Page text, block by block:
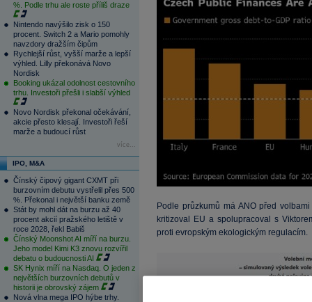
%. Podle trhu ale roste příliš draze
Nintendo navýšilo zisk o 150
procent. Switch 2 a Mario pomohly
navzdory dražším čipům
Rychlejší růst, vyšší marže a lepší
výhled. Lilly překonává Novo
Nordisk
Booking ukázal odolnost cestovního
trhu. Investoři přešli i slabší výhled
Novo Nordisk překonal očekávání,
akcie přesto klesají. Investoři řeší
marže a budoucí růst
více...
IPO, M&A
Čínský čipový gigant CXMT při
burzovním debutu vystřelil přes 500
%. Překonal i největší banku země
Stát by mohl dát na burzu až 40
procent akcií pražského letiště v
roce 2028, řekl Babiš
Čínský Moonshot AI míří na burzu.
Jeho model Kimi K3 znovu rozvířil
debatu o budoucnosti AI
SK Hynix míří na Nasdaq. O jeden z
největších burzovních debutů v
historii je obrovský zájem
Nová vlna mega IPO hýbe trhy.
Podle průzkumů má ANO před
kritizoval EU a spolupracoval s
proti evropským ekologickým regulacím.